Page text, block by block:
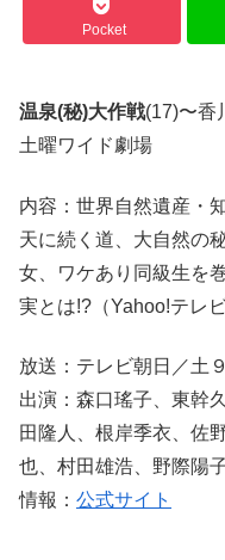
Pocket
温泉(秘)大作戦(17)〜香
土曜ワイド劇場
内容：世界自然遺産・
天に続く道、大自然の
女、ワケあり同級生を
実とは!?（Yahoo!テレビ
放送：テレビ朝日／土
出演：森口瑤子、東幹
田隆人、根岸季衣、佐
也、村田雄浩、野際陽
情報： 公式サイト